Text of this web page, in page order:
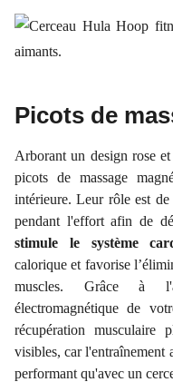
Picots de
Arborant un design rose
picots de massage
intérieure. Leur rôle est
pendant l'effort afin de
stimule le système
calorique et favorise
muscles. Grâce à
électromagnétique de
récupération musculaire
visibles, car l'entraînement
performant qu'avec un